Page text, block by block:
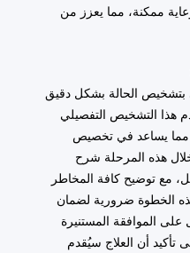
ممكنة، مما يعزز من
بتشخيص الحالة بشكل دقيق
هذا التشخيص التفصيلي
مما يساعد في تخصيص
هذه المرحلة شرح
مع توضيح كافة المخاطر
الخطوة ضرورية لضمان
الموافقة المستنيرة
تأكيد أن العلاج سيُقدم